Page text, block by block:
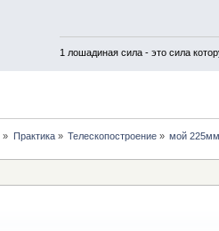
1 лошадиная сила - это сила
» Практика» Телескопостроение» мой